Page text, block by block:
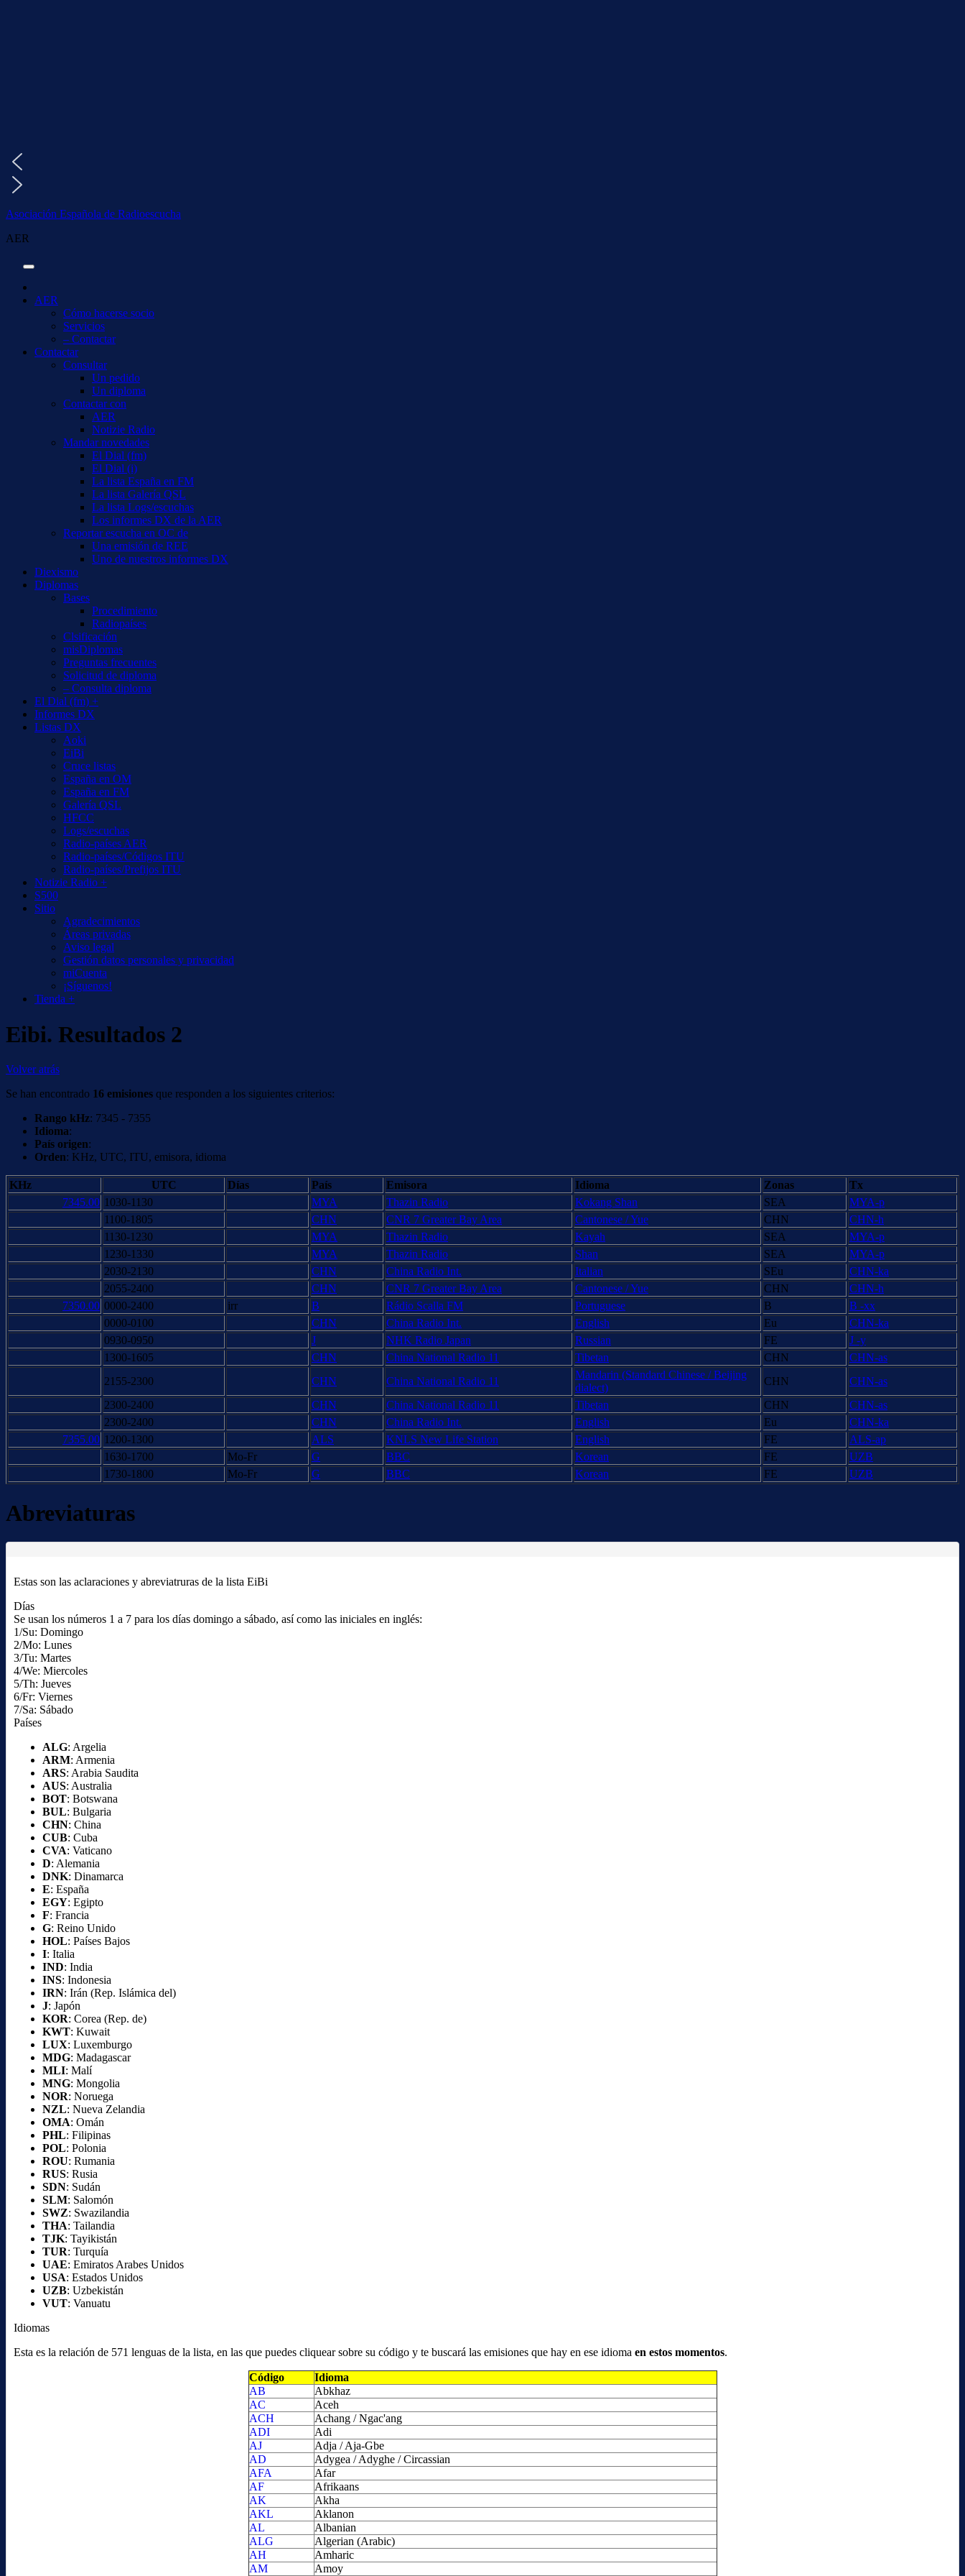
Asociación Española de Radioescucha
AER
AER
Cómo hacerse socio
Servicios
– Contactar
Contactar
Consultar
Un pedido
Un diploma
Contactar con
AER
Notizie Radio
Mandar novedades
El Dial (fm)
El Dial (i)
La lista España en FM
La lista Galería QSL
La lista Logs/escuchas
Los informes DX de la AER
Reportar escucha en OC de
Una emisión de REE
Uno de nuestros informes DX
Diexismo
Diplomas
Bases
Procedimiento
Radiopaíses
Clsificación
misDiplomas
Preguntas frecuentes
Solicitud de diploma
– Consulta diploma
El Dial (fm) +
Informes DX
Listas DX
Aoki
EiBi
Cruce listas
España en OM
España en FM
Galería QSL
HFCC
Logs/escuchas
Radio-países AER
Radio-países/Códigos ITU
Radio-países/Prefijos ITU
Notizie Radio +
S500
Sitio
Agradecimientos
Áreas privadas
Aviso legal
Gestión datos personales y privacidad
miCuenta
¡Síguenos!
Tienda +
Eibi. Resultados 2
Volver atrás
Se han encontrado 16 emisiones que responden a los siguientes criterios:
Rango kHz: 7345 - 7355
Idioma:
País origen:
Orden: KHz, UTC, ITU, emisora, idioma
KHz UTC Días País Emisora Idioma Zonas
Tx
7345.00 1030-1130 MYA Thazin Radio Kokang Shan SEA
MYA-p
1100-1805
CHN CNR 7 Greater Bay Area Cantonese / Yue CHN
CHN-h
1130-1230
MYA Thazin Radio Kayah SEA
MYA-p
1230-1330
MYA Thazin Radio Shan SEA
MYA-p
2030-2130
CHN China Radio Int. Italian SEu
CHN-ka
2055-2400
CHN CNR 7 Greater Bay Area Cantonese / Yue CHN
CHN-h
7350.00 0000-2400 irr B Rádio Scalla FM Portuguese B
B -xx
0000-0100
CHN China Radio Int. English Eu
CHN-ka
0930-0950
J NHK Radio Japan Russian FE
J -y
1300-1605
CHN China National Radio 11 Tibetan CHN
CHN-as
2155-2300
CHN China National Radio 11
Mandarin (Standard Chinese / Beijing
dialect)
CHN
CHN-as
2300-2400
CHN China National Radio 11 Tibetan CHN
CHN-as
2300-2400
CHN China Radio Int. English Eu
CHN-ka
7355.00 1200-1300 ALS KNLS New Life Station English FE
ALS-ap
1630-1700
Mo-Fr G BBC Korean FE
UZB
1730-1800
Mo-Fr G BBC Korean FE UZB
Abreviaturas
Estas son las aclaraciones y abreviatruras de la lista EiBi
Días
Se usan los números 1 a 7 para los días domingo a sábado, así como las iniciales en inglés:
1/Su: Domingo
2/Mo: Lunes
3/Tu: Martes
4/We: Miercoles
5/Th: Jueves
6/Fr: Viernes
7/Sa: Sábado
Países
ALG: Argelia
ARM: Armenia
ARS: Arabia Saudita
AUS: Australia
BOT: Botswana
BUL: Bulgaria
CHN: China
CUB: Cuba
CVA: Vaticano
D: Alemania
DNK: Dinamarca
E: España
EGY: Egipto
F: Francia
G: Reino Unido
HOL: Países Bajos
I: Italia
IND: India
INS: Indonesia
IRN: Irán (Rep. Islámica del)
J: Japón
KOR: Corea (Rep. de)
KWT: Kuwait
LUX: Luxemburgo
MDG: Madagascar
MLI: Malí
MNG: Mongolia
NOR: Noruega
NZL: Nueva Zelandia
OMA: Omán
PHL: Filipinas
POL: Polonia
ROU: Rumania
RUS: Rusia
SDN: Sudán
SLM: Salomón
SWZ: Swazilandia
THA: Tailandia
TJK: Tayikistán
TUR: Turquía
UAE: Emiratos Arabes Unidos
USA: Estados Unidos
UZB: Uzbekistán
VUT: Vanuatu
Idiomas
Esta es la relación de 571 lenguas de la lista, en las que puedes cliquear sobre su código y te buscará las emisiones que hay en ese idioma en estos momentos.
Código
Idioma
AB
Abkhaz
AC
Aceh
ACH
Achang / Ngac'ang
ADI
Adi
AJ
Adja / Aja-Gbe
AD
Adygea / Adyghe / Circassian
AFA
Afar
AF
Afrikaans
AK
Akha
AKL
Aklanon
AL
Albanian
ALG
Algerian (Arabic)
AH
Amharic
AM
Amoy